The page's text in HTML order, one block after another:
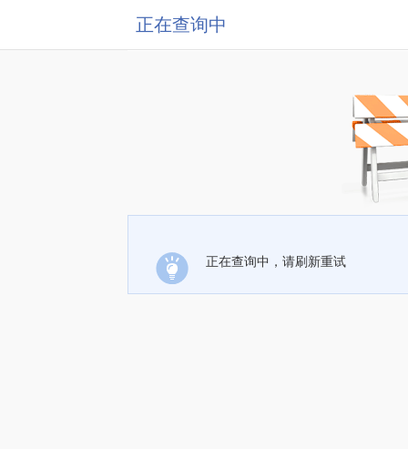
正在查询中
正在查询中，请刷新重试